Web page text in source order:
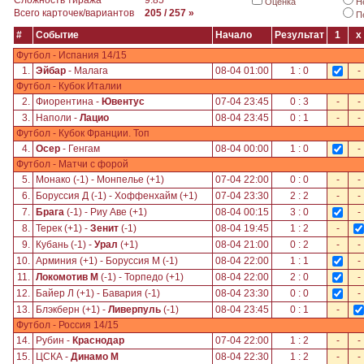
Всего карточек/вариантов
205 / 257 »
# Событие Начало Результат 1 x
Футбол - Испания 14/15
1. Эйбар - Малага 08-04 01:00 1 : 0 -
Футбол - Кубок Италии
2. Фиорентина - Ювентус 07-04 23:45 0 : 3 -
-
3.
Наполи - Лацио 08-04 23:45 0 : 1 -
-
Футбол - Кубок Франции. Топ
4. Осер - Генгам 08-04 00:00 1 : 0 -
Футбол - Матчи с форой
5.
Монако (-1) - Монпелье (+1) 07-04 22:00 0 : 0 -
-
6.
Боруссия Д (-1) - Хоффенхайм (+1) 07-04 23:30 2 : 2 -
-
7.
Брага (-1) - Риу Аве (+1) 08-04 00:15 3 : 0 -
8. Терек (+1) - Зенит (-1) 08-04 19:45 1 : 2 -
9.
Кубань (-1) - Урал (+1) 08-04 21:00 0 : 2 -
-
10. Арминия (+1) - Боруссия М (-1) 08-04 22:00 1 : 1 -
11. Локомотив М (-1) - Торпедо (+1) 08-04 22:00 2 : 0 -
12.
Байер Л (+1) - Бавария (-1) 08-04 23:30 0 : 0 -
13.
Блэкберн (+1) - Ливерпуль (-1) 08-04 23:45 0 : 1 -
Футбол - Россия 14/15
14.
Рубин - Краснодар 07-04 22:00 1 : 2 -
-
15.
ЦСКА - Динамо М 08-04 22:30 1 : 2 - -